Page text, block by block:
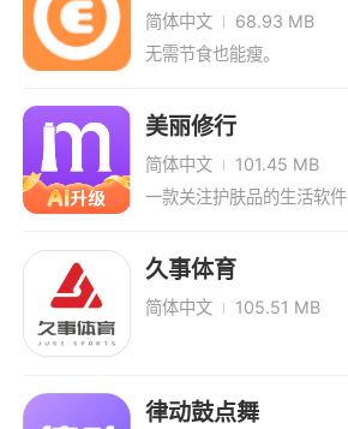
简体中文
68.93 MB
无需节食也能瘦。
美丽修行
简体中文
101.45 MB
一款关注护肤品的生活软件
久事体育
简体中文 105.51 MB
律动鼓点舞